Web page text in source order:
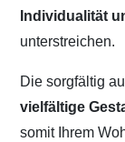
Individualität
unterstreichen.
Die sorgfältig
vielfältige
somit Ihrem